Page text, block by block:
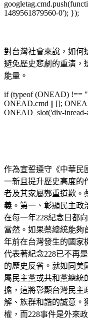
1489561879560-0'); });
對台灣社會來說，如何
避免歷史悲劇的重演，
能量。
if (typeof (ONEAD) !==
ONEAD.cmd || [];
ONEAD_slot('div-
作為宣誓遵守《中華民
一新且提升歷史高度的
者及其家屬鄭重道歉。
義。第一、彰顯民主政
在每一年228紀念日都
當然。如果蔡總統能夠
年前在台灣發生的國家
代表著紀念228已不再
的歷史反省。就如同美
屬民主黨或共和黨總統
擔，這將彰顯台灣民主
解、族群和諧的誠意。
權，而228事件是外來